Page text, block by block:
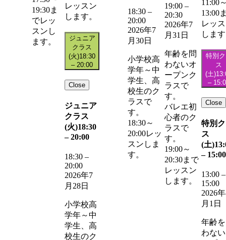
19:30ま
でレッ
スンし
ます。
レッスン
します。
ジュニア
クラス
(火)18:30
– 20:00
Close
ジュニア
クラス
(火)18:30
– 20:00
18:30 –
20:00
2026年7
月28日
小学校高
学年～中
学生、高
校生のク
18:30 –
20:00
2026年7
月30日
小学校高
学年～中
学生、高
校生のク
ラスで
す。
18:30～
20:00レッ
スンしま
す。
19:00 –
20:30
2026年7
月31日
年齢を問
わないオ
ープンク
ラスで
す。
バレエ初
心者のク
ラスで
す。
19:00～
20:30まで
レッスン
します。
11:00
13:00
レッ
しま
特別
ス
(土)
–
Close
特別
ス
(土)
– 15:00
13:00 –
15:00
2026
月1日
年齢
わな